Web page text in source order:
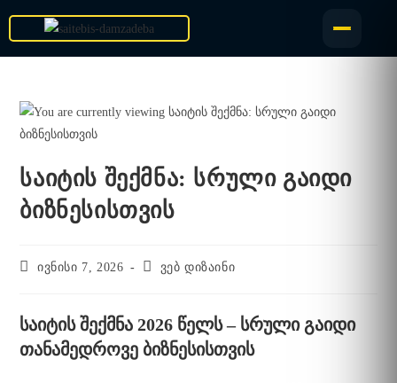
საიტის შექმნა: სრული გაიდი
ბიზნესისთვის
ივნისი 7, 2026 ვებ დიზაინი
საიტის შექმნა 2026 წელს – სრული გაიდი
თანამედროვე ბიზნესისთვის